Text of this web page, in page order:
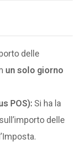
delle
un solo giorno
POS): Si ha la
sull’importo delle